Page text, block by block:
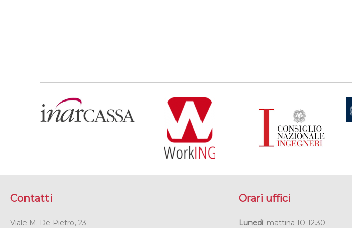
Contatti
Viale M. De Pietro, 23
Orari uffici
Lunedì: mattina 10-12.30